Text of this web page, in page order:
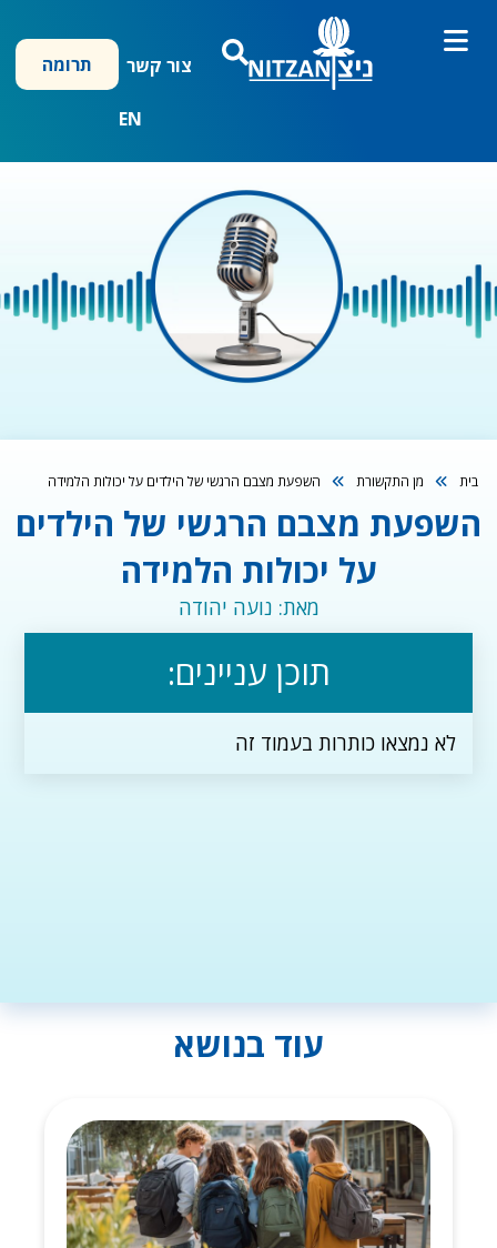
לתוכן
צור קשר
EN
תרומה
בית מן התקשורת השפעת מצבם הרגשי של הילדים על יכולות הלמידה
השפעת מצבם הרגשי של הילדים
על יכולות הלמידה
מאת: נועה יהודה
תוכן עניינים:
לא נמצאו כותרות בעמוד זה
עוד בנושא